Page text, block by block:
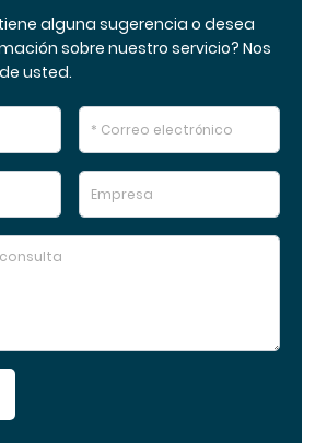
alguna sugerencia o desea
sobre nuestro servicio? Nos
usted.